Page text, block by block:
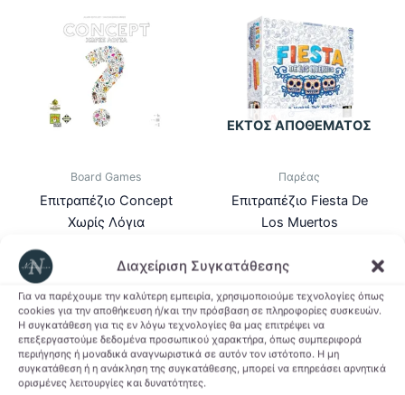
Διαχείριση Συγκατάθεσης
Για να παρέχουμε την καλύτερη εμπειρία, χρησιμοποιούμε τεχνολογίες όπως
cookies για την αποθήκευση ή/και την πρόσβαση σε πληροφορίες συσκευών.
Η συγκατάθεση για τις εν λόγω τεχνολογίες θα μας επιτρέψει να
επεξεργαστούμε δεδομένα προσωπικού χαρακτήρα, όπως συμπεριφορά
περιήγησης ή μοναδικά αναγνωριστικά σε αυτόν τον ιστότοπο. Η μη
συγκατάθεση ή η ανάκληση της συγκατάθεσης, μπορεί να επηρεάσει αρνητικά
ορισμένες λειτουργίες και δυνατότητες.
Board Games
Επιτραπέζιο Concept
Χωρίς Λόγια
καλάθι
Προσθήκη στη Λίστα
Επιθυμιών
ΕΚΤΌΣ ΑΠΟΘΈΜΑΤΟΣ
Παρέας
Επιτραπέζιο Fiesta De
Los Muertos
περισσότερα
Προσθήκη στη Λίστα
Επιθυμιών